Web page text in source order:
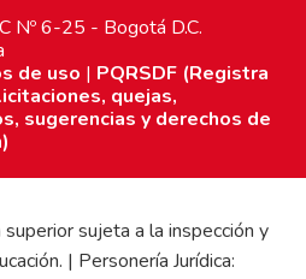
Nº 6-25 - Bogotá D.C.
de uso | PQRSDF (Registra
quejas,
sugerencias y derechos de
sujeta a la inspección y
| Personería Jurídica: